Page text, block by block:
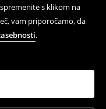
s klikom na
vam priporočamo, da
.